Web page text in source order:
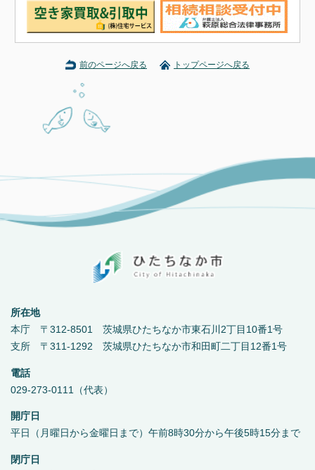
前のページへ戻る トップページへ戻る
所在地
本庁 〒312-8501 茨城県ひたちなか市東石川2丁目10番1号
支所 〒311-1292 茨城県ひたちなか市和田町二丁目12番1号
電話
029-273-0111（代表）
開庁日
平日（月曜日から金曜日まで）午前8時30分から午後5時15分まで
閉庁日